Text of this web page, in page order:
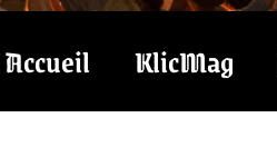
Accueil KlicMag